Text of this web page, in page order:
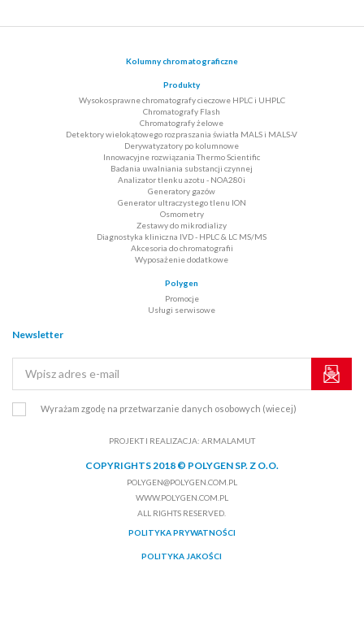
Kolumny chromatograficzne
Produkty
Wysokosprawne chromatografy cieczowe HPLC i UHPLC
Chromatografy Flash
Chromatografy żelowe
Detektory wielokątowego rozpraszania światła MALS i MALS-V
Derywatyzatory po kolumnowe
Innowacyjne rozwiązania Thermo Scientific
Badania uwalniania substancji czynnej
Analizator tlenku azotu - NOA280i
Generatory gazów
Generator ultraczystego tlenu ION
Osmometry
Zestawy do mikrodializy
Diagnostyka kliniczna IVD - HPLC & LC MS/MS
Akcesoria do chromatografii
Wyposażenie dodatkowe
Polygen
Promocje
Usługi serwisowe
Newsletter
Wyrażam zgodę na przetwarzanie danych osobowych (wiecej)
PROJEKT I REALIZACJA: ARMALAMUT
COPYRIGHTS 2018 © POLYGEN SP. Z O.O.
POLYGEN@POLYGEN.COM.PL
WWW.POLYGEN.COM.PL
ALL RIGHTS RESERVED.
POLITYKA PRYWATNOŚCI
POLITYKA JAKOŚCI